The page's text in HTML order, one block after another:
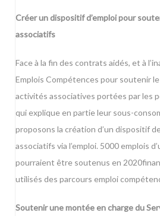
Créer un dispositif d’emploi pour
associatifs
Face à la fin des contrats aidés, et à
Emplois Compétences pour soutenir
activités associatives portées par les
qui explique en partie leur sous-
proposons la création d’un dispositif
associatifs via l’emploi. 5000 emplois
pourraient être soutenus en
utilisés des parcours emploi
Soutenir une montée en charge du